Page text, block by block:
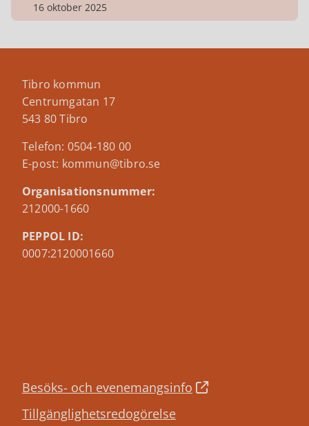
16 oktober 2025
Tibro kommun
Centrumgatan 17
543 80 Tibro
Telefon: 0504-180 00
E-post: kommun@tibro.se
Organisationsnummer:
212000-1660
PEPPOL ID:
0007:2120001660
Besöks- och evenemangsinfo
Tillgänglighetsredogörelse